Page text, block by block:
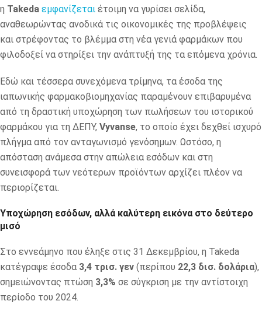
η Takeda εμφανίζεται έτοιμη να γυρίσει σελίδα,
αναθεωρώντας ανοδικά τις οικονομικές της προβλέψεις
και στρέφοντας το βλέμμα στη νέα γενιά φαρμάκων που
φιλοδοξεί να στηρίξει την ανάπτυξή της τα επόμενα χρόνια.
Εδώ και τέσσερα συνεχόμενα τρίμηνα, τα έσοδα της
ιαπωνικής φαρμακοβιομηχανίας παραμένουν επιβαρυμένα
από τη δραστική υποχώρηση των πωλήσεων του ιστορικού
φαρμάκου για τη ΔΕΠΥ, Vyvanse, το οποίο έχει δεχθεί ισχυρό
πλήγμα από τον ανταγωνισμό γενόσημων. Ωστόσο, η
απόσταση ανάμεσα στην απώλεια εσόδων και στη
συνεισφορά των νεότερων προϊόντων αρχίζει πλέον να
περιορίζεται.
Υποχώρηση εσόδων, αλλά καλύτερη εικόνα στο δεύτερο
μισό
Στο εννεάμηνο που έληξε στις 31 Δεκεμβρίου, η Takeda
κατέγραψε έσοδα 3,4 τρισ. γεν (περίπου 22,3 δισ. δολάρια),
σημειώνοντας πτώση 3,3% σε σύγκριση με την αντίστοιχη
περίοδο του 2024.